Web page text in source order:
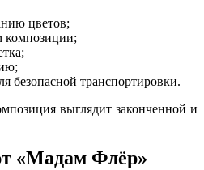
цветов;
композиции;
безопасной транспортировки.
выглядит законченной и
«Мадам Флёр»